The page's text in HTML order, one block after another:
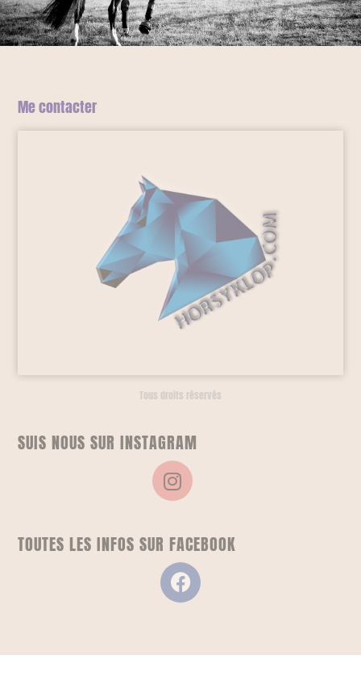
Me contacter
Tous droits réservés
SUIS NOUS SUR INSTAGRAM
TOUTES LES INFOS SUR FACEBOOK